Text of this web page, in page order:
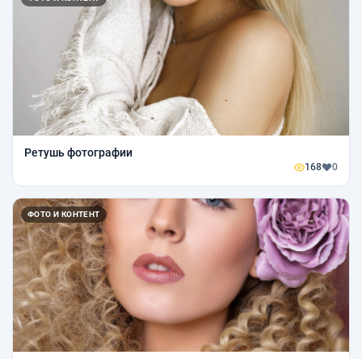
Ретушь фотографии
168 0
ФОТО И КОНТЕНТ